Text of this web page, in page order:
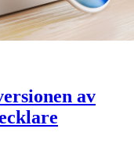
av